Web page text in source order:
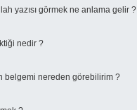
yazısı görmek ne anlama gelir ?
nedir ?
belgemi nereden görebilirim ?